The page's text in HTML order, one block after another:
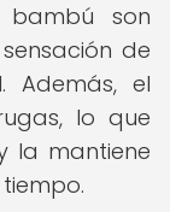
bambú son
de
Además, el
lo que
la mantiene